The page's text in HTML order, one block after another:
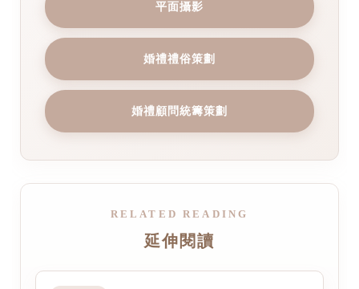
平面攝影
婚禮禮俗策劃
婚禮顧問統籌策劃
RELATED READING
延伸閱讀